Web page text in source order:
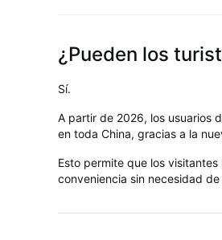
¿Pueden los
Sí.
A partir de 2026, los usuarios
en toda China, gracias a la
Esto permite que los
conveniencia sin necesidad